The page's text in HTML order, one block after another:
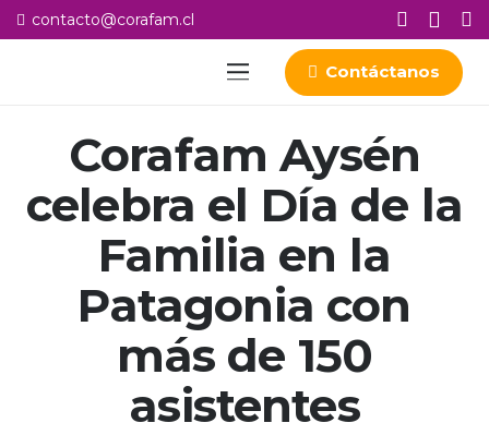
contacto@corafam.cl
Contáctanos
Corafam Aysén
celebra el Día de la
Familia en la
Patagonia con
más de 150
asistentes